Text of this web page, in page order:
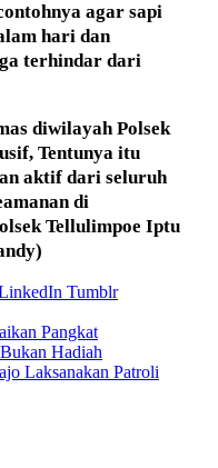
agar sapi
hari dan
terhindar dari
diwilayah Polsek
Tentunya itu
aktif dari seluruh
di
Tellulimpoe Iptu
Tumblr
Pangkat
Hadiah
Laksanakan Patroli